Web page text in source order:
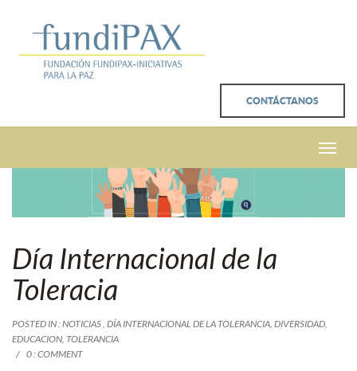
CONTÁCTANOS
Toggle
Día Internacional de la
Toleracia
POSTED IN :NOTICIAS, DÍA INTERNACIONAL DE LA TOLERANCIA, DIVERSIDAD,
EDUCACION, TOLERANCIA
0 : COMMENT